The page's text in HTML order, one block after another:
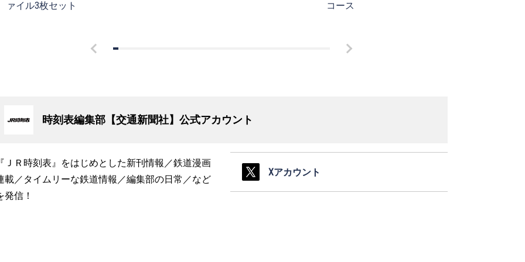
ァイル3枚セット コース
時刻表編集部【交通新聞社】公式アカウント
ＪＲ時刻表』をはじめとした新刊情報／鉄道漫画
載／タイムリーな鉄道情報／編集部の日常／など
発信！
Xアカウント